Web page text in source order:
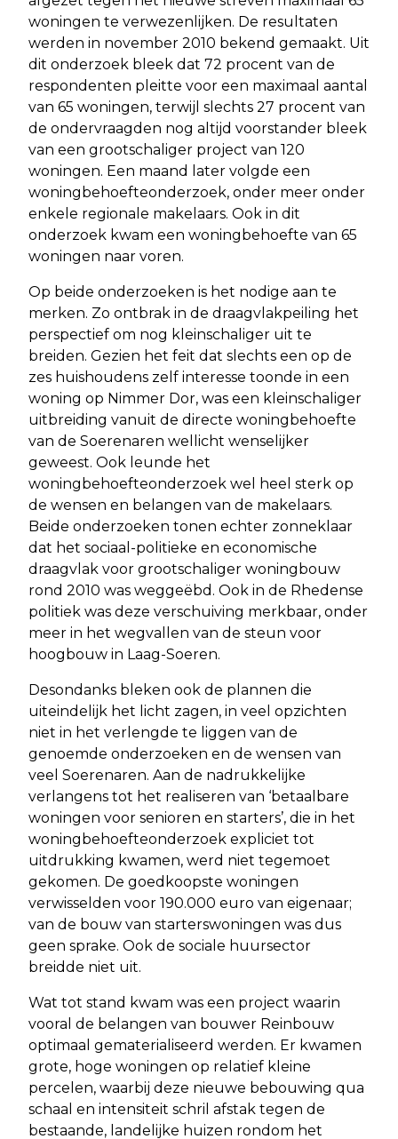
woningen te verwezenlijken. De resultaten
werden in november 2010 bekend gemaakt. Uit
dit onderzoek bleek dat 72 procent van de
respondenten pleitte voor een maximaal aantal
van 65 woningen, terwijl slechts 27 procent van
de ondervraagden nog altijd voorstander bleek
van een grootschaliger project van 120
woningen. Een maand later volgde een
woningbehoefteonderzoek, onder meer onder
enkele regionale makelaars. Ook in dit
onderzoek kwam een woningbehoefte van 65
woningen naar voren.
Op beide onderzoeken is het nodige aan te
merken. Zo ontbrak in de draagvlakpeiling het
perspectief om nog kleinschaliger uit te
breiden. Gezien het feit dat slechts een op de
zes huishoudens zelf interesse toonde in een
woning op Nimmer Dor, was een kleinschaliger
uitbreiding vanuit de directe woningbehoefte
van de Soerenaren wellicht wenselijker
geweest. Ook leunde het
woningbehoefteonderzoek wel heel sterk op
de wensen en belangen van de makelaars.
Beide onderzoeken tonen echter zonneklaar
dat het sociaal-politieke en economische
draagvlak voor grootschaliger woningbouw
rond 2010 was weggeëbd. Ook in de Rhedense
politiek was deze verschuiving merkbaar, onder
meer in het wegvallen van de steun voor
hoogbouw in Laag-Soeren.
Desondanks bleken ook de plannen die
uiteindelijk het licht zagen, in veel opzichten
niet in het verlengde te liggen van de
genoemde onderzoeken en de wensen van
veel Soerenaren. Aan de nadrukkelijke
verlangens tot het realiseren van ‘betaalbare
woningen voor senioren en starters’, die in het
woningbehoefteonderzoek expliciet tot
uitdrukking kwamen, werd niet tegemoet
gekomen. De goedkoopste woningen
verwisselden voor 190.000 euro van eigenaar;
van de bouw van starterswoningen was dus
geen sprake. Ook de sociale huursector
breidde niet uit.
Wat tot stand kwam was een project waarin
vooral de belangen van bouwer Reinbouw
optimaal gematerialiseerd werden. Er kwamen
grote, hoge woningen op relatief kleine
percelen, waarbij deze nieuwe bebouwing qua
schaal en intensiteit schril afstak tegen de
bestaande, landelijke huizen rondom het